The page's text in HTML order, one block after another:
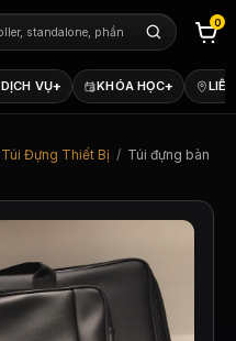
DỊCH VỤ+ KHÓA HỌC+
0
Túi Đựng Thiết Bị / Túi đựng bàn